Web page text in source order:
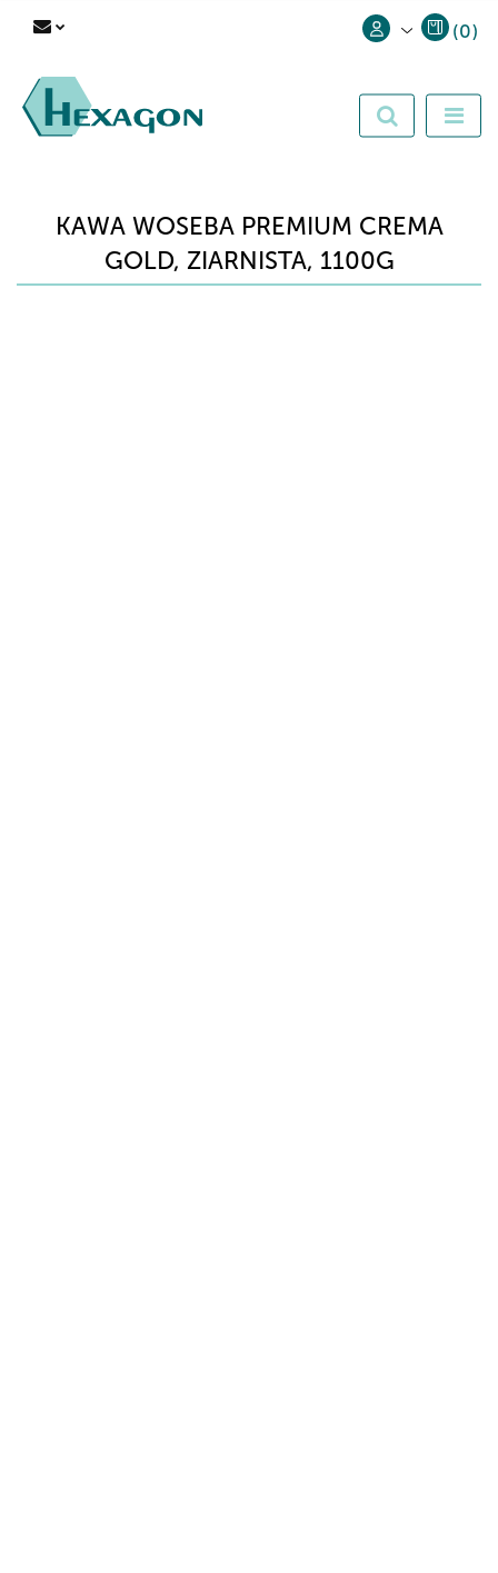
Zarejestruj się
(0)
KAWA WOSEBA PREMIUM CREMA
GOLD, ZIARNISTA, 1100G